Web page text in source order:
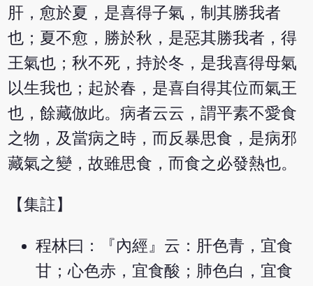
肝，愈於夏，是喜得子氣，制其勝我者
也；夏不愈，勝於秋，是惡其勝我者，得
王氣也；秋不死，持於冬，是我喜得母氣
以生我也；起於春，是喜自得其位而氣王
也，餘藏倣此。病者云云，謂平素不愛食
之物，及當病之時，而反暴思食，是病邪
藏氣之變，故雖思食，而食之必發熱也。
【集註】
程林曰：『內經』云：肝色青，宜食
甘；心色赤，宜食酸；肺色白，宜食